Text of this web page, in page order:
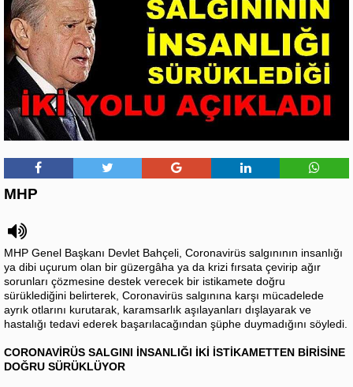
MHP
MHP Genel Başkanı Devlet Bahçeli, Coronavirüs salgınının insanlığı
ya dibi uçurum olan bir güzergâha ya da krizi fırsata çevirip ağır
sorunları çözmesine destek verecek bir istikamete doğru
sürüklediğini belirterek, Coronavirüs salgınına karşı mücadelede
ayrık otlarını kurutarak, karamsarlık aşılayanları dışlayarak ve
hastalığı tedavi ederek başarılacağından şüphe duymadığını söyledi.
CORONAVİRÜS SALGINI İNSANLIĞI İKİ İSTİKAMETTEN BİRİSİNE
DOĞRU SÜRÜKLÜYOR